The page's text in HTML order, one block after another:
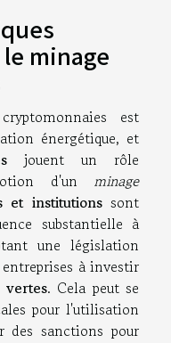
minage
est
énergétique, et
jouent un rôle
d'un minage
et institutionssont
substantielle à
une législation
à investir
vertes. Cela peut se
pour l'utilisation
des sanctions pour